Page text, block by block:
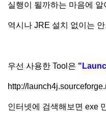
실행이 될까하는 마음에
역시나 JRE 설치 없이는
우선 사용한 Tool은 "
http://
인터넷에 검색해보면 exe